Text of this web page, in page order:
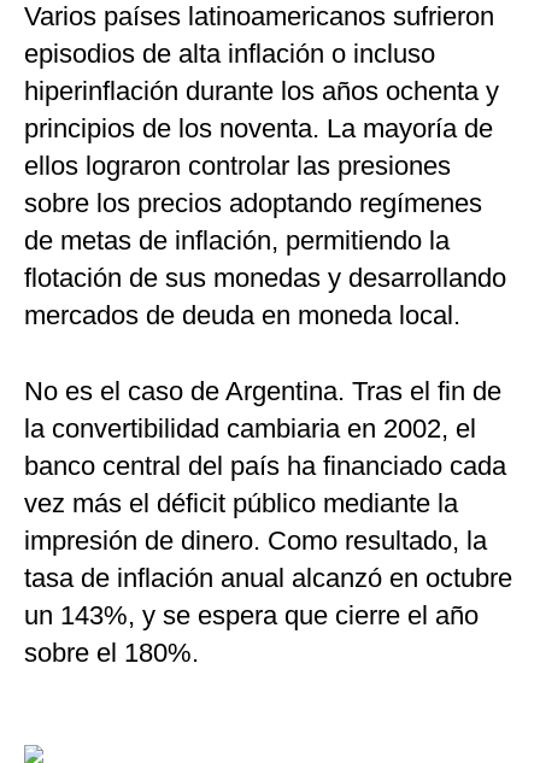
Varios países latinoamericanos sufrieron
episodios de alta inflación o incluso
hiperinflación durante los años ochenta y
principios de los noventa. La mayoría de
ellos lograron controlar las presiones
sobre los precios adoptando regímenes
de metas de inflación, permitiendo la
flotación de sus monedas y desarrollando
mercados de deuda en moneda local.
No es el caso de Argentina. Tras el fin de
la convertibilidad cambiaria en 2002, el
banco central del país ha financiado cada
vez más el déficit público mediante la
impresión de dinero. Como resultado, la
tasa de inflación anual alcanzó en octubre
un 143%, y se espera que cierre el año
sobre el 180%.